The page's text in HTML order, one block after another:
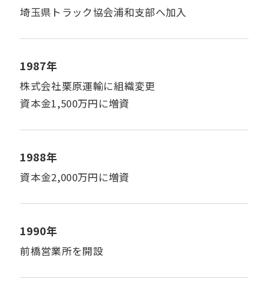
埼玉県トラック協会浦和支部へ加入
1987年
株式会社栗原運輸に組織変更
資本金1,500万円に増資
1988年
資本金2,000万円に増資
1990年
前橋営業所を開設